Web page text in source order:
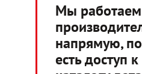
Мы
напрямую,
есть доступ